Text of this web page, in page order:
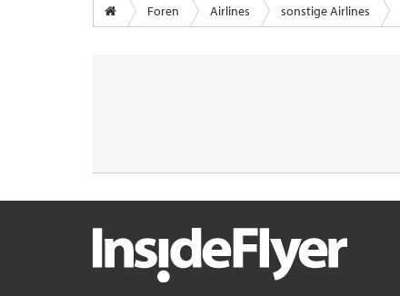
Foren Airlines sonstige Airlines